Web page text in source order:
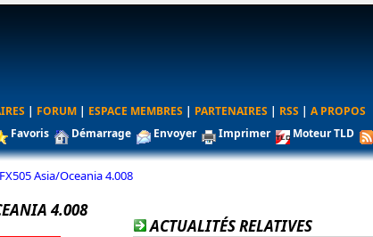
| FORUM | ESPACE MEMBRES | PARTENAIRES | RSS | A PROPOS
Favoris Démarrage Envoyer Imprimer Moteur TLD
Asia/Oceania 4.008
4.008
ACTUALITÉS RELATIVES